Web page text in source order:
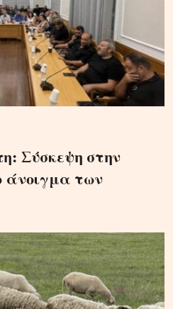
Σύσκεψη στην
άνοιγμα των